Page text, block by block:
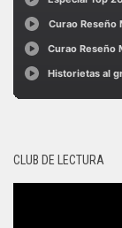
CLUB DE LECTURA